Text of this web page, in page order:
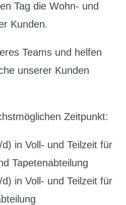
Tag die Wohn- und
Kunden.
Teams und helfen
unserer Kunden
Zeitpunkt:
in Voll- und Teilzeit für
Tapetenabteilung
in Voll- und Teilzeit für